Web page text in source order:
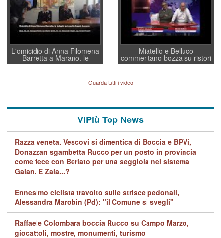
L'omicidio di Anna Filomena
Barretta a Marano, le
indagini dei carabinieri di
quelle di... Barbara D'Urso
Miatello e Belluco
commentano bozza su ristori
BPVi e Veneto Banca
Guarda tutti i video
ViPiù Top News
Razza veneta. Vescovi si dimentica di Boccia e BPVi,
Donazzan sgambetta Rucco per un posto in provincia
come fece con Berlato per una seggiola nel sistema
Galan. E Zaia...?
Ennesimo ciclista travolto sulle strisce pedonali,
Alessandra Marobin (Pd): "il Comune si svegli"
Raffaele Colombara boccia Rucco su Campo Marzo,
giocattoli, mostre, monumenti, turismo